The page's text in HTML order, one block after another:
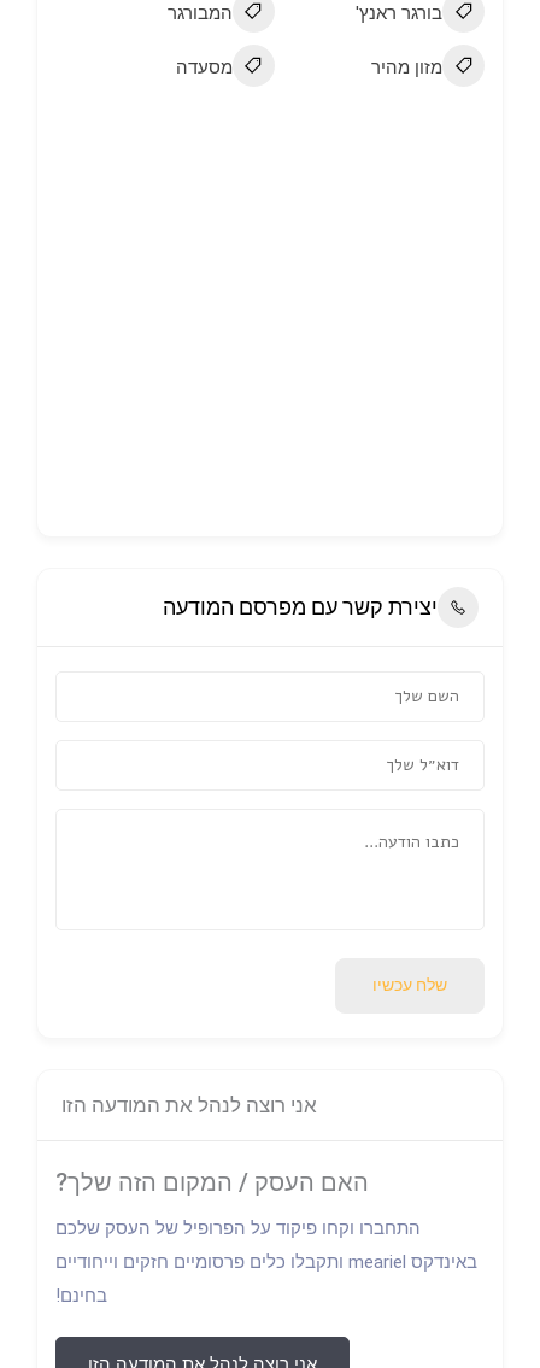
בורגר ראנץ'
המבורגר
מזון מהיר מסעדה
יצירת קשר עם מפרסם המודעה
שלח עכשיו
אני רוצה לנהל את המודעה הזו
האם העסק / המקום הזה שלך?
התחברו וקחו פיקוד על הפרופיל של העסק שלכם
באינדקס meariel ותקבלו כלים פרסומיים חזקים וייחודיים
בחינם!